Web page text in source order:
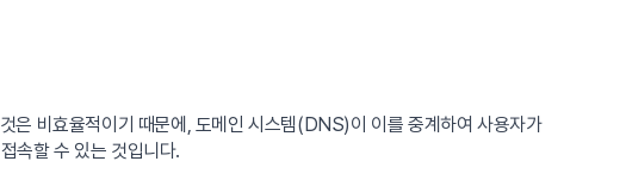
은 비효율적이기 때문에, 도메인 시스템(DNS)이 이를 중계하여 사용자가
속할 수 있는 것입니다.